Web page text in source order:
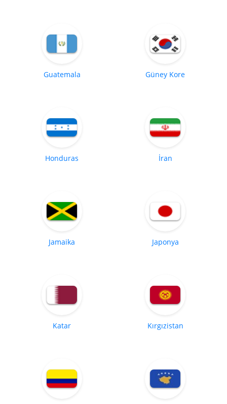
Guatemala Güney Kore
Honduras İran
Jamaika Japonya
Katar Kırgızistan